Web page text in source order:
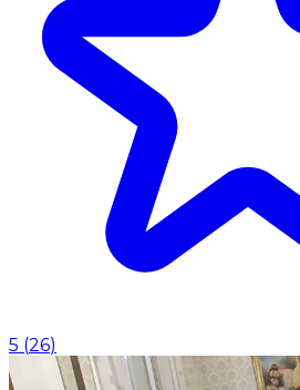
5 (26)